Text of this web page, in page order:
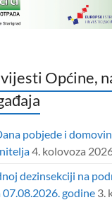
Općine,
pobjede i
4. kolovoza
dezinsekciji na
07.08.2026. godine 3.